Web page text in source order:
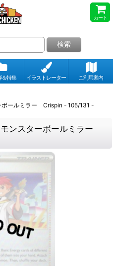
カート
検索
＆特集 イラストレーター ご利用案内
ールミラー Crispin - 105/131 -
ンスターボールミラー